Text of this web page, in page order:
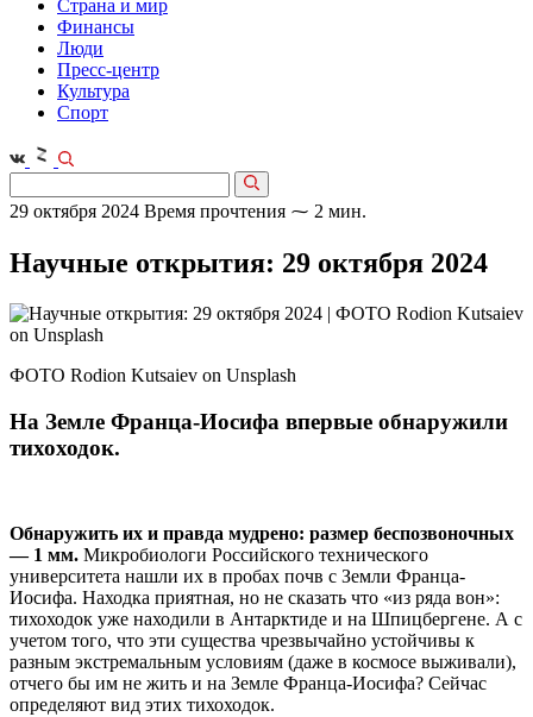
Страна и мир
Финансы
Люди
Пресс-центр
Культура
Спорт
29 октября 2024 Время прочтения ⁓ 2 мин.
Научные открытия: 29 октября 2024
ФОТО Rodion Kutsaiev on Unsplash
На Земле Франца-Иосифа впервые обнаружили
тихоходок.
Обнаружить их и правда мудрено: размер беспозвоночных
— 1 мм. Микробиологи Российского технического
университета нашли их в пробах почв с Земли Франца-
Иосифа. Находка приятная, но не сказать что «из ряда вон»:
тихоходок уже находили в Антарктиде и на Шпицбергене. А с
учетом того, что эти существа чрезвычайно устойчивы к
разным экстремальным условиям (даже в космосе выживали),
отчего бы им не жить и на Земле Франца-Иосифа? Сейчас
определяют вид этих тихоходок.